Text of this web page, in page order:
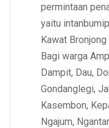
permintaan
yaitu
Kawat
Bagi warga
Dampit, Dau,
Gondanglegi,
Kasembon,
Ngajum,